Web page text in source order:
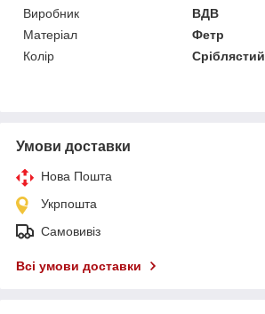
Виробник
ВДВ
Матеріал
Фетр
Колір
Сріблястий
Умови доставки
Нова Пошта
Укрпошта
Самовивіз
Всі умови доставки